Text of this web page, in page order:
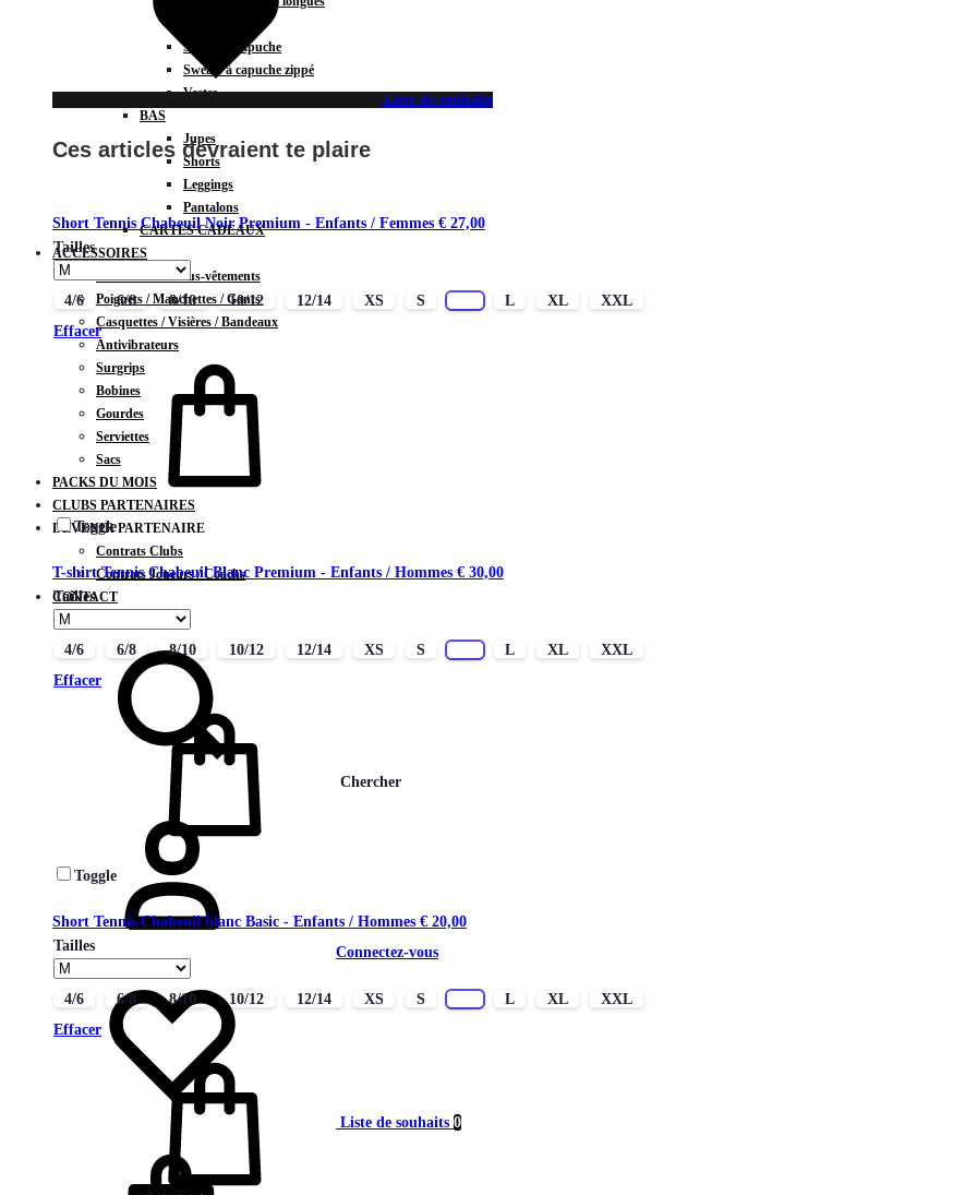
Sweats à capuche
Sweats à capuche zippé
Vestes
BAS
Jupes
Shorts
Leggings
Pantalons
CARTES CADEAUX
ACCESSOIRES
Chaussettes / Sous-vêtements
Poignets / Manchettes / Gants
Casquettes / Visières / Bandeaux
Antivibrateurs
Surgrips
Bobines
Gourdes
Serviettes
Sacs
PACKS DU MOIS
CLUBS PARTENAIRES
DEVENIR PARTENAIRE
Contrats Clubs
Contrats Joueurs / Coachs
CONTACT
Chercher
Connectez-vous
Liste de souhaits 0
Liste de souhaits
Ces articles devraient te plaire
Short Tennis Chabeuil Noir Premium - Enfants / Femmes € 27,00
Tailles
4/6 6/8 8/10 10/12 12/14 XS S L XL
XXL
Effacer
Toggle
T-shirt Tennis Chabeuil Blanc Premium - Enfants / Hommes € 30,00
Tailles
4/6 6/8 8/10 10/12 12/14 XS S L XL
XXL
Effacer
Toggle
Short Tennis Chabeuil blanc Basic - Enfants / Hommes € 20,00
Tailles
4/6 6/8 8/10 10/12 12/14 XS S L XL
XXL
Effacer